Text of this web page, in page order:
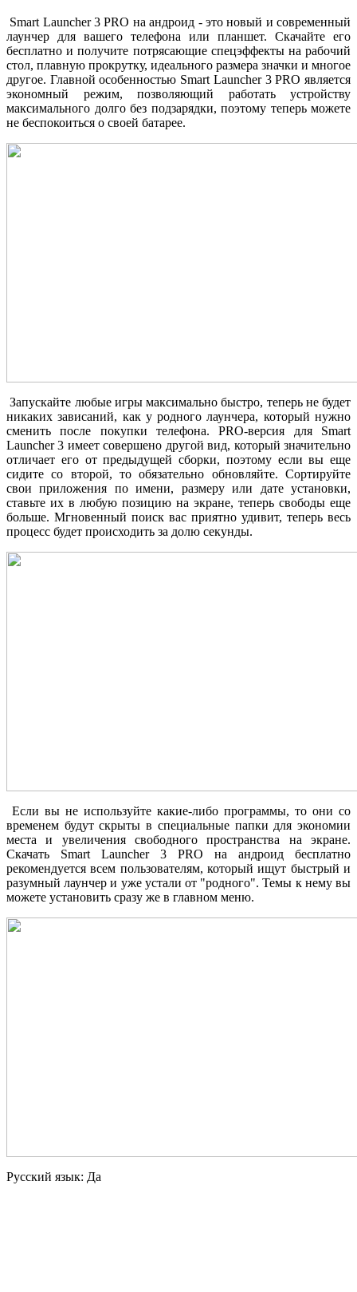
Smart Launcher 3 PRO на андроид - это новый и современный
лаунчер для вашего телефона или планшет. Скачайте его
бесплатно и получите потрясающие спецэффекты на рабочий
стол, плавную прокрутку, идеального размера значки и многое
другое. Главной особенностью Smart Launcher 3 PRO является
экономный режим, позволяющий работать устройству
максимального долго без подзарядки, поэтому теперь можете
не беспокоиться о своей батарее.
Запускайте любые игры максимально быстро, теперь не будет
никаких зависаний, как у родного лаунчера, который нужно
сменить после покупки телефона. PRO-версия для Smart
Launcher 3 имеет совершено другой вид, который значительно
отличает его от предыдущей сборки, поэтому если вы еще
сидите со второй, то обязательно обновляйте. Сортируйте
свои приложения по имени, размеру или дате установки,
ставьте их в любую позицию на экране, теперь свободы еще
больше. Мгновенный поиск вас приятно удивит, теперь весь
процесс будет происходить за долю секунды.
Если вы не используйте какие-либо программы, то они со
временем будут скрыты в специальные папки для экономии
места и увеличения свободного пространства на экране.
Скачать Smart Launcher 3 PRO на андроид бесплатно
рекомендуется всем пользователям, который ищут быстрый и
разумный лаунчер и уже устали от "родного". Темы к нему вы
можете установить сразу же в главном меню.
Русский язык: Да